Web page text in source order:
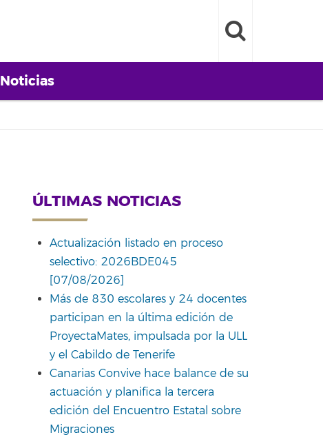
Noticias
ÚLTIMAS NOTICIAS
Actualización listado en proceso
selectivo: 2026BDE045
[07/08/2026]
Más de 830 escolares y 24 docentes
participan en la última edición de
ProyectaMates, impulsada por la ULL
y el Cabildo de Tenerife
Canarias Convive hace balance de su
actuación y planifica la tercera
edición del Encuentro Estatal sobre
Migraciones